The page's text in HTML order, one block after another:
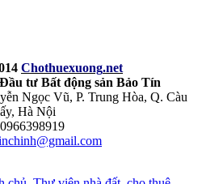
Chothuexuong.net
tư Bất động sản Bảo Tín
Ngọc Vũ, P. Trung Hòa, Q. Càu
Hà Nội